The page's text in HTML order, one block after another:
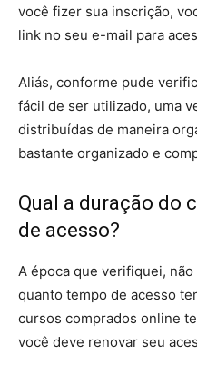
você fizer sua inscrição,
link no seu e-mail para
Aliás, conforme pude
fácil de ser utilizado, uma
distribuídas de maneira
bastante organizado e
Qual a duração do
de acesso?
A época que verifiquei,
quanto tempo de acesso
cursos comprados online
você deve renovar seu